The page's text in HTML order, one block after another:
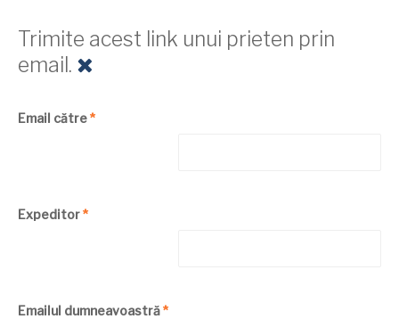
Trimite acest link unui prieten prin
email.
Email către*
Expeditor*
Emailul dumneavoastră*